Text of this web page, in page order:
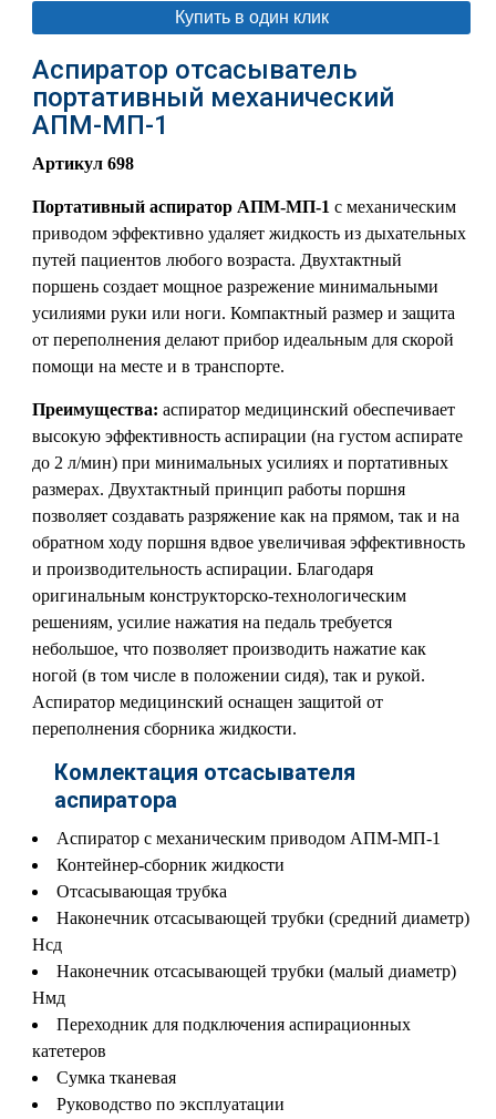
Купить в один клик
Аспиратор отсасыватель
портативный механический
АПМ-МП-1
Артикул 698
Портативный аспиратор АПМ-МП-1 с механическим
приводом эффективно удаляет жидкость из дыхательных
путей пациентов любого возраста. Двухтактный
поршень создает мощное разрежение минимальными
усилиями руки или ноги. Компактный размер и защита
от переполнения делают прибор идеальным для скорой
помощи на месте и в транспорте.
Преимущества:аспиратор медицинский обеспечивает
высокую эффективность аспирации (на густом аспирате
до 2 л/мин) при минимальных усилиях и портативных
размерах. Двухтактный принцип работы поршня
позволяет создавать разряжение как на прямом, так и на
обратном ходу поршня вдвое увеличивая эффективность
и производительность аспирации. Благодаря
оригинальным конструкторско-технологическим
решениям, усилие нажатия на педаль требуется
небольшое, что позволяет производить нажатие как
ногой (в том числе в положении сидя), так и рукой.
Аспиратор медицинский оснащен защитой от
переполнения сборника жидкости.
Комлектация отсасывателя
аспиратора
Аспиратор с механическим приводом АПМ-МП-1
Контейнер-сборник жидкости
Отсасывающая трубка
Наконечник отсасывающей трубки (средний диаметр)
Нсд
Наконечник отсасывающей трубки (малый диаметр)
Нмд
Переходник для подключения аспирационных
катетеров
Сумка тканевая
Руководство по эксплуатации